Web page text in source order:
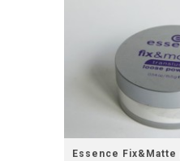
Essence Fix&Matte